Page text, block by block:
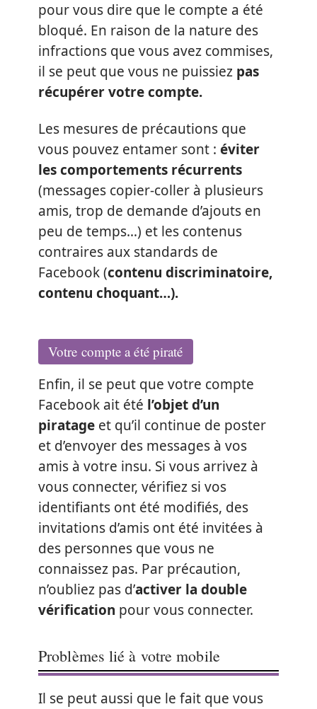
pour vous dire que le compte a été
bloqué. En raison de la nature des
infractions que vous avez commises,
il se peut que vous ne puissiez pas
récupérer votre compte.
Les mesures de précautions que
vous pouvez entamer sont : éviter
les comportements récurrents
(messages copier-coller à plusieurs
amis, trop de demande d’ajouts en
peu de temps…) et les contenus
contraires aux standards de
Facebook (contenu discriminatoire,
contenu choquant…).
Votre compte a été piraté
Enfin, il se peut que votre compte
Facebook ait été l’objet d’un
piratage et qu’il continue de poster
et d’envoyer des messages à vos
amis à votre insu. Si vous arrivez à
vous connecter, vérifiez si vos
identifiants ont été modifiés, des
invitations d’amis ont été invitées à
des personnes que vous ne
connaissez pas. Par précaution,
n’oubliez pas d’activer la double
vérification pour vous connecter.
Problèmes lié à votre mobile
Il se peut aussi que le fait que vous